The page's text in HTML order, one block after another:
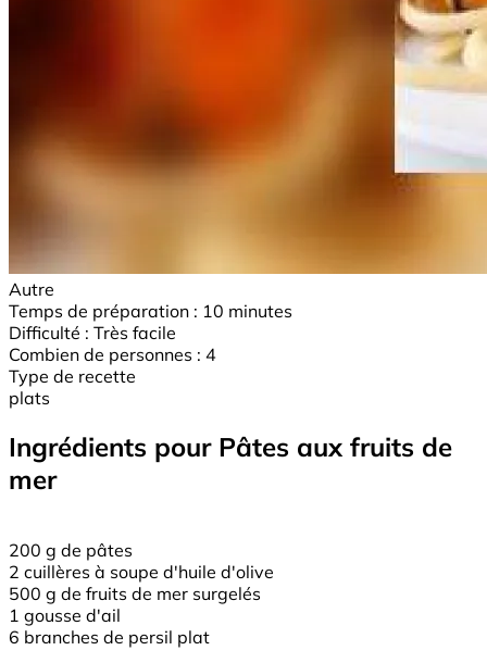
Autre
Temps de préparation : 10 minutes
Difficulté : Très facile
Combien de personnes : 4
Type de recette
plats
Ingrédients pour Pâtes aux fruits de
mer
200 g de pâtes
2 cuillères à soupe d'huile d'olive
500 g de fruits de mer surgelés
1 gousse d'ail
6 branches de persil plat